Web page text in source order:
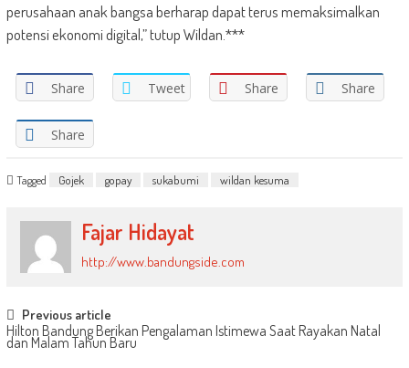
perusahaan anak bangsa berharap dapat terus memaksimalkan
potensi ekonomi digital,” tutup ​Wildan​.***
Share Tweet Share Share
Share
Tagged Gojek gopay sukabumi wildan kesuma
Fajar Hidayat
http://www.bandungside.com
Post
navigation
Previous article
Hilton Bandung Berikan Pengalaman Istimewa Saat Rayakan Natal
dan Malam Tahun Baru